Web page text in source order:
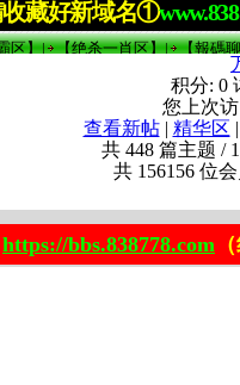
积分: 0
您上次
查看新帖| 精华区
共 448 篇主题 /
共 156156 位
https://bbs.838778.com